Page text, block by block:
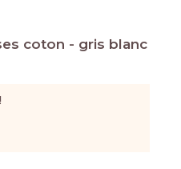
coton - gris blanc